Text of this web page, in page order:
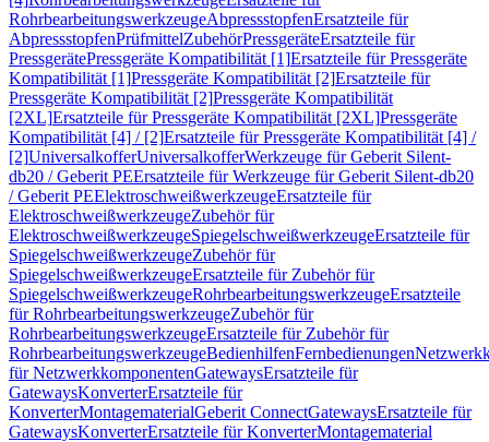
RohrbearbeitungswerkzeugeAbpressstopfenErsatzteile für
AbpressstopfenPrüfmittelZubehörPressgeräteErsatzteile für
PressgerätePressgeräte Kompatibilität [1]Ersatzteile für Pressgeräte
Kompatibilität [1]Pressgeräte Kompatibilität [2]Ersatzteile für
Pressgeräte Kompatibilität [2]Pressgeräte Kompatibilität
[2XL]Ersatzteile für Pressgeräte Kompatibilität [2XL]Pressgeräte
Kompatibilität [4] / [2]Ersatzteile für Pressgeräte Kompatibilität [4] /
[2]UniversalkofferUniversalkofferWerkzeuge für Geberit Silent-
db20 / Geberit PEErsatzteile für Werkzeuge für Geberit Silent-db20
/ Geberit PEElektroschweißwerkzeugeErsatzteile für
ElektroschweißwerkzeugeZubehör für
ElektroschweißwerkzeugeSpiegelschweißwerkzeugeErsatzteile für
SpiegelschweißwerkzeugeZubehör für
SpiegelschweißwerkzeugeErsatzteile für Zubehör für
SpiegelschweißwerkzeugeRohrbearbeitungswerkzeugeErsatzteile
für RohrbearbeitungswerkzeugeZubehör für
RohrbearbeitungswerkzeugeErsatzteile für Zubehör für
RohrbearbeitungswerkzeugeBedienhilfenFernbedienungen
für NetzwerkkomponentenGatewaysErsatzteile für
GatewaysKonverterErsatzteile für
KonverterMontagematerialGeberit ConnectGatewaysErsatzteile für
GatewaysKonverterErsatzteile für KonverterMontagematerial